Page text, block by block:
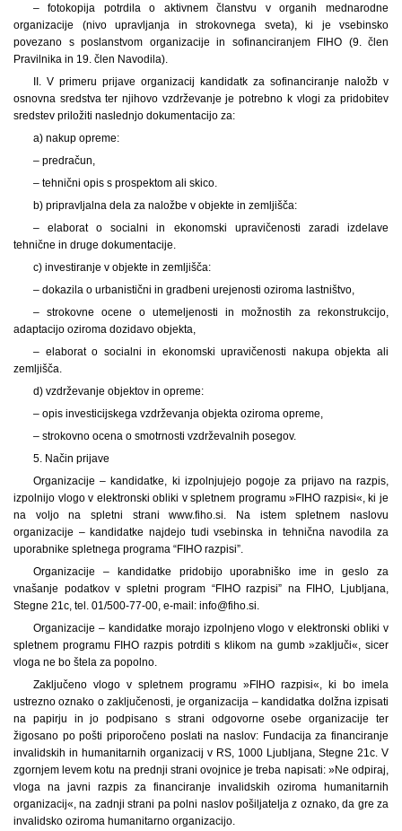
– fotokopija potrdila o aktivnem članstvu v organih mednarodne
organizacije (nivo upravljanja in strokovnega sveta), ki je vsebinsko
povezano s poslanstvom organizacije in sofinanciranjem FIHO (9. člen
Pravilnika in 19. člen Navodila).
II. V primeru prijave organizacij kandidatk za sofinanciranje naložb v
osnovna sredstva ter njihovo vzdrževanje je potrebno k vlogi za pridobitev
sredstev priložiti naslednjo dokumentacijo za:
a) nakup opreme:
– predračun,
– tehnični opis s prospektom ali skico.
b) pripravljalna dela za naložbe v objekte in zemljišča:
– elaborat o socialni in ekonomski upravičenosti zaradi izdelave
tehnične in druge dokumentacije.
c) investiranje v objekte in zemljišča:
– dokazila o urbanistični in gradbeni urejenosti oziroma lastništvo,
– strokovne ocene o utemeljenosti in možnostih za rekonstrukcijo,
adaptacijo oziroma dozidavo objekta,
– elaborat o socialni in ekonomski upravičenosti nakupa objekta ali
zemljišča.
d) vzdrževanje objektov in opreme:
– opis investicijskega vzdrževanja objekta oziroma opreme,
– strokovno ocena o smotrnosti vzdrževalnih posegov.
5. Način prijave
Organizacije – kandidatke, ki izpolnjujejo pogoje za prijavo na razpis,
izpolnijo vlogo v elektronski obliki v spletnem programu »FIHO razpisi«, ki je
na voljo na spletni strani www.fiho.si. Na istem spletnem naslovu
organizacije – kandidatke najdejo tudi vsebinska in tehnična navodila za
uporabnike spletnega programa “FIHO razpisi”.
Organizacije – kandidatke pridobijo uporabniško ime in geslo za
vnašanje podatkov v spletni program “FIHO razpisi” na FIHO, Ljubljana,
Stegne 21c, tel. 01/500-77-00, e-mail: info@fiho.si.
Organizacije – kandidatke morajo izpolnjeno vlogo v elektronski obliki v
spletnem programu FIHO razpis potrditi s klikom na gumb »zaključi«, sicer
vloga ne bo štela za popolno.
Zaključeno vlogo v spletnem programu »FIHO razpisi«, ki bo imela
ustrezno oznako o zaključenosti, je organizacija – kandidatka dolžna izpisati
na papirju in jo podpisano s strani odgovorne osebe organizacije ter
žigosano po pošti priporočeno poslati na naslov: Fundacija za financiranje
invalidskih in humanitarnih organizacij v RS, 1000 Ljubljana, Stegne 21c. V
zgornjem levem kotu na prednji strani ovojnice je treba napisati: »Ne odpiraj,
vloga na javni razpis za financiranje invalidskih oziroma humanitarnih
organizacij«, na zadnji strani pa polni naslov pošiljatelja z oznako, da gre za
invalidsko oziroma humanitarno organizacijo.